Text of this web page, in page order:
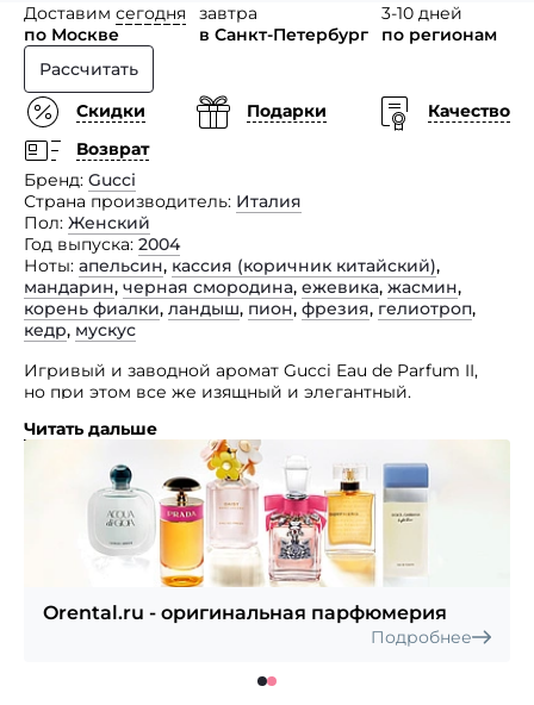
Доставим сегодня
по Москве
завтра
в Санкт-Петербург
3-10 дней
по регионам
Рассчитать
Скидки
Подарки
Качество
Возврат
Бренд Gucci
Страна производитель Италия
Пол Женский
Год выпуска 2004
Ноты апельсин, кассия (коричник китайский),
мандарин, черная смородина, ежевика, жасмин,
корень фиалки, ландыш, пион, фрезия, гелиотроп,
кедр, мускус
Игривый и заводной аромат Gucci Eau de Parfum II,
но при этом все же изящный и элегантный.
Тонкий и неприметный аксессуар женщины,
желающей подчеркнуть свою привлекательность. Eau
de Parfum II — мягкий, фруктово-цветочный коктейль,
который начинается искрящимися цитрусовыми
примечаниями мандарина, апельсина и черной
смородины. В продолжении аромата — фиалка
и ежевика, оттененные белым жасмином,
переходящие в шлейф гелиотропа и кедрового
дерева
Читать дальше
Orental.ru - оригинальная парфюмерия
Подробнее